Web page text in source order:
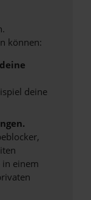
können:
deine
einem